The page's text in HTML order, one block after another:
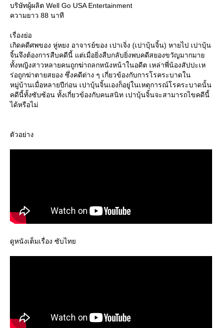
บริษัทผู้ผลิต Well Go USA Entertainment
ความยาว 88 นาที
เรื่องย่อ
เกิดคดีศพของ หู่หยง อาจารย์ของ เปาเจิ่ง (เปาบุ้นจิ้น) หายไป เปาบุ้น
จิ้นจึงต้องการสืบคดีนี้ แต่เมื่อยิ่งสืบกลับยิ่งพบคดีสยองขวัญมากมา
ทั้งหญิงสาวหลายคนถูกฆ่าถลกหนังหน้าในอดีต เหล่าพี่น้องสัปปะเห
ร่อถูกฆ่าตายสยอง ซึ่งคดีต่าง ๆ เกี่ยวข้องกับการโรคระบาดใน
หมู่บ้านเมื่อหลายปีก่อน เปาบุ้นจิ้นเองก็อยู่ในเหตุการณ์โรคระบาดนั้น
คดีนี้ทั้งซับซ้อน ทั้งเกี่ยวข้องกับคนสนิท เปาบุ้นจิ้นจะสามารถไขคดีนี้
ได้หรือไม่
ตัวอย่าง
ดูหนังเต็มเรื่อง ซับไท